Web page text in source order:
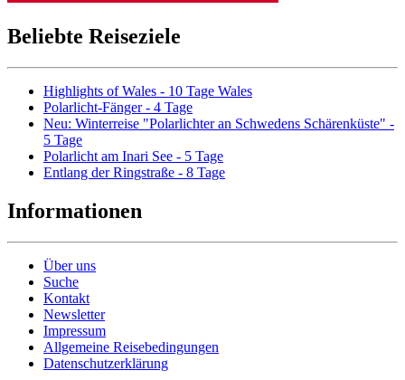
Beliebte Reiseziele
Highlights of Wales - 10 Tage Wales
Polarlicht-Fänger - 4 Tage
Neu: Winterreise "Polarlichter an Schwedens Schärenküste" -
5 Tage
Polarlicht am Inari See - 5 Tage
Entlang der Ringstraße - 8 Tage
Informationen
Über uns
Suche
Kontakt
Newsletter
Impressum
Allgemeine Reisebedingungen
Datenschutzerklärung